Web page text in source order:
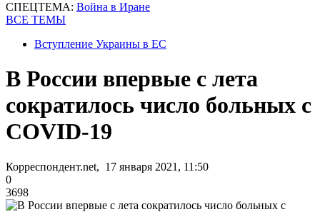
СПЕЦТЕМА: Война в Иране
ВСЕ ТЕМЫ
Вступление Украины в ЕС
В России впервые с лета
сократилось число больных с
COVID-19
Корреспондент.net, 17 января 2021, 11:50
0
3698